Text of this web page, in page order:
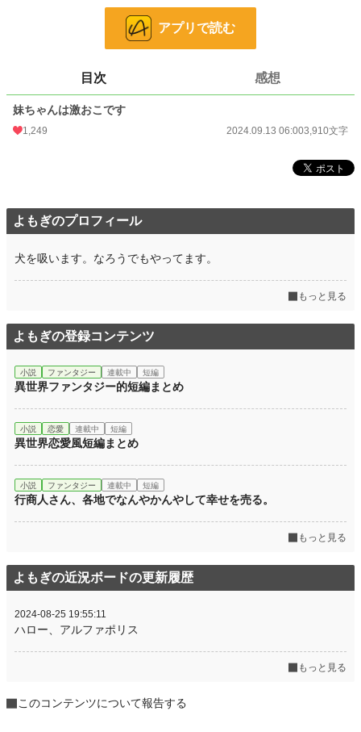
更新日時 2024.09.13 06:00
初回公開日時
月間ポイント 5,574 pt (7,712 位)
累計ポイント 110,754 pt (28,648 位)
アプリで読む
目次 感想
妹ちゃんは激おこです
1,249 2024.09.13 06:003,910文字
よもぎのプロフィール
犬を吸います。なろうでもやってます。
もっと見る
よもぎの登録コンテンツ
小説 ファンタジー 連載中 短編
異世界ファンタジー的短編まとめ
小説 恋愛 連載中 短編
異世界恋愛風短編まとめ
小説 ファンタジー 連載中 短編
行商人さん、各地でなんやかんやして幸せを売る。
もっと見る
よもぎの近況ボードの更新履歴
2024-08-25 19:55:11
ハロー、アルファポリス
もっと見る
このコンテンツについて報告する